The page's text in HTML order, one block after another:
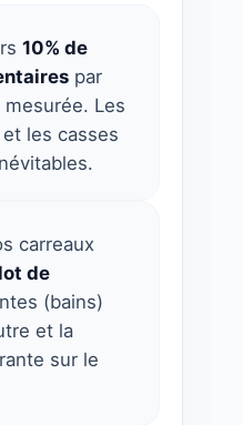
10% de
par
Les
les casses
carreaux
de
(bains)
et la
sur le